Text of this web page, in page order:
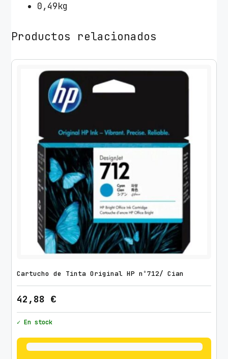
r
0,49kg
Productos relacionados
Cartucho de Tinta Original HP nº712/ Cian
42,88 €
✓ En stock